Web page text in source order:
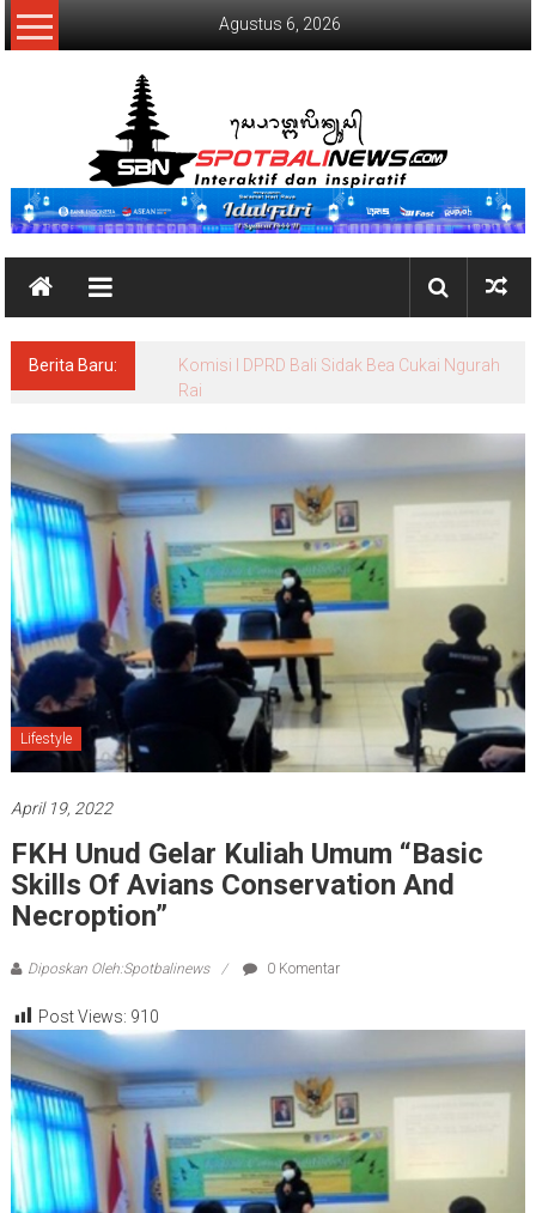
Lompat
ke
Agustus 6, 2026
SpotBaliNews
Berita Baru:
Beri Awareness dan Update Informasi, BEI
Bali Gelar Workshop Wartawan Daerah
Lifestyle
April 19, 2022
FKH Unud Gelar Kuliah Umum “Basic
Skills Of Avians Conservation And
Necroption”
Diposkan Oleh:Spotbalinews 0 Komentar
Post Views: 910